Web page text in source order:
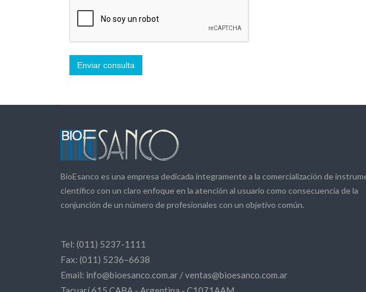
BioEsanco es una empresa dedicada íntegramente a la comercialización de
científico con un claro enfoque en la atención al usuario como consecuencia de la
conjunción de un número de profesionales con un objetivo común.
Tel: (011) 5237-1111
Fax: (011) 5236–6638
Email: info@bioesanco.com.ar /ventas@bioesanco.com.ar